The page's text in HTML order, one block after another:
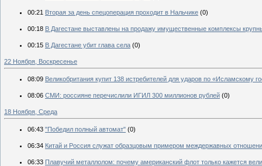
00:21 Вторая за день спецоперация проходит в Нальчике (0)
00:18 В Дагестане выставлены на продажу имущественные комплексы
00:15 В Дагестане убит глава села (0)
22 Ноября, Воскресенье
08:09 Великобритания купит 138 истребителей для ударов по «Исламскому
08:06 СМИ: россияне перечислили ИГИЛ 300 миллионов рублей (0)
18 Ноября, Среда
06:43 "Победил полный автомат" (0)
06:34 Китай и Россия служат образцовым примером междержавных
06:33 Плавучий металлолом: почему американский флот только кажется